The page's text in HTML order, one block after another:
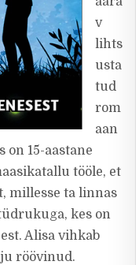
v
lihts
usta
tud
rom
aan
on 15-aastane
tööle, et
millesse ta linnas
kes on
Alisa vihkab
röövinud.